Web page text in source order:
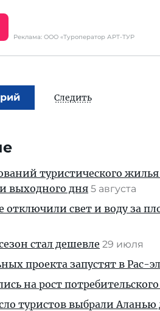
Реклама: ООО «Туроператор АРТ-ТУР
Следить
туристического
выходного дня 5 августа
отключили свет и воду за
стал дешевле 29 июля
проекта запустят в Рас-
на рост
туристов выбрали